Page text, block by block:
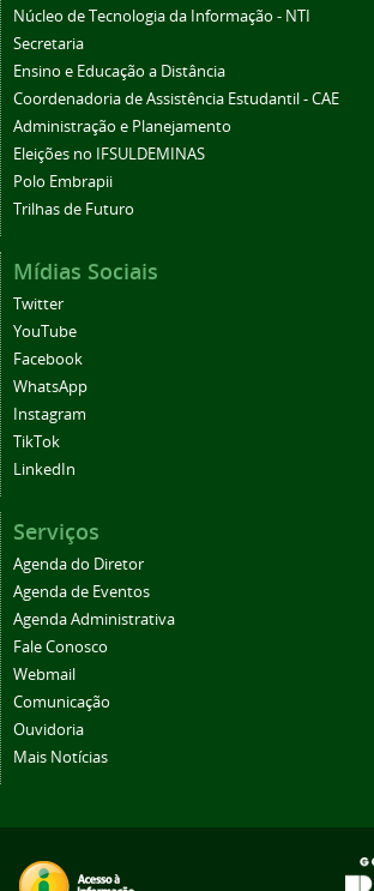
Núcleo de Tecnologia da Informação - NTI
Secretaria
Ensino e Educação a Distância
Coordenadoria de Assistência Estudantil - CAE
Administração e Planejamento
Eleições no IFSULDEMINAS
Polo Embrapii
Trilhas de Futuro
Mídias Sociais
Twitter
YouTube
Facebook
WhatsApp
Instagram
TikTok
LinkedIn
Serviços
Agenda do Diretor
Agenda de Eventos
Agenda Administrativa
Fale Conosco
Webmail
Comunicação
Ouvidoria
Mais Notícias